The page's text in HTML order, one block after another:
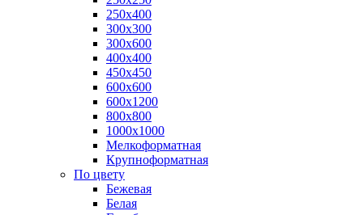
250х400
300х300
300х600
400х400
450х450
600х600
600х1200
800х800
1000х1000
Мелкоформатная
Крупноформатная
По цвету
Бежевая
Белая